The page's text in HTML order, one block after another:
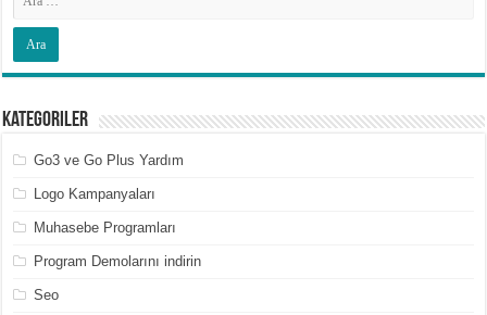
Kategoriler
Go3 ve Go Plus Yardım
Logo Kampanyaları
Muhasebe Programları
Program Demolarını indirin
Seo